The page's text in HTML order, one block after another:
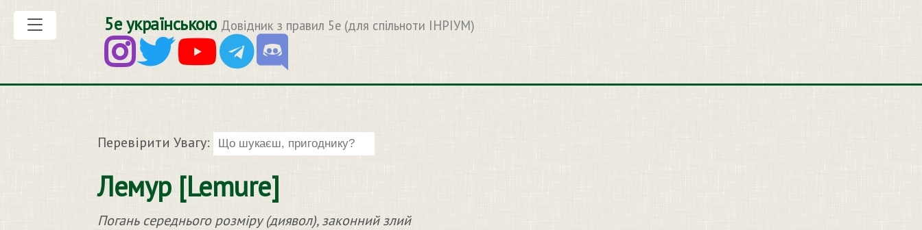
5е українською Довідник з правил 5e (для спільноти ІНРІУМ)
Перевірити Увагу:
Лемур [Lemure]
Погань середнього розміру (диявол), законний злий